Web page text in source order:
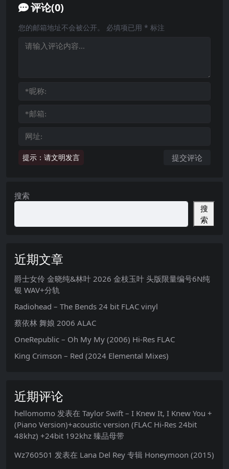
评论(0)
提示：请文明发言
您的邮箱地址不会被公开。 必填项已用 * 标注
搜索
搜
索
近期文章
爵士女伶 金晓纯&林叶 2026 金枝玉叶 头版限量编号6N纯
银 WAV+分轨
Radiohead – The Bends 24 bit FLAC vinyl
蔡依林 舞娘 2006 ALAC
OneRepublic – Oh My My (2006) Hi-Res FLAC
King Crimson – Red (2024 Elemental Mixes)
近期评论
hellomomo 发表在 Taylor Swift – I Knew It, I Knew You +
(Piano Version)+acoustic version (FLAC Hi-Res 24bit
48khz) +24bit 192khz 臻品母带
Wz760501 发表在 Lana Del Rey 专辑 Honeymoon (2015)